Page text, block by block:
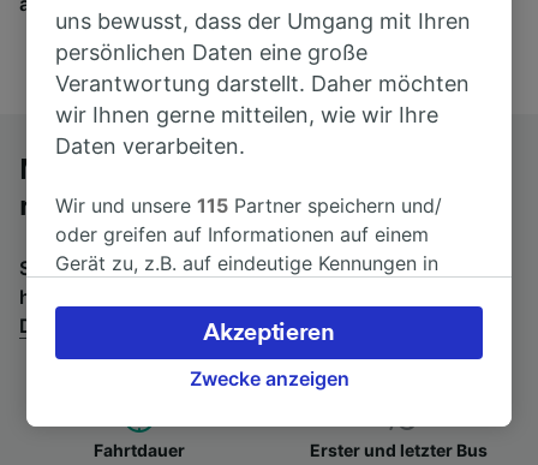
Mit dem Fernbus von Lyon Part-Dieu
nach Fréjus
Suchen Sie nach einem Rückfahrtticket? Dann bitte
hier entlang:
Dieu
Fahrtdauer Erster und letzter Bus
uns bewusst, dass der Umgang mit Ihren
persönlichen Daten eine große
Verantwortung darstellt. Daher möchten
wir Ihnen gerne mitteilen, wie wir Ihre
Daten verarbeiten.
Wir und unsere115 Partner speichern und/
oder greifen auf Informationen auf einem
Gerät zu, z.B. auf eindeutige Kennungen in
verarbeiten. Sie können Ihre Präferenzen
akzeptieren oder verwalten, einschließlich
Ihres Widerspruchsrechts bei berechtigtem
besuchen Sie jederzeit die Seite der
Zwecke anzeigen
Akzeptieren